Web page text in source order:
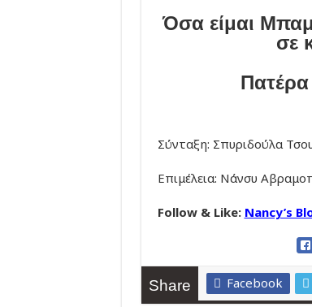
Όσα είμαι
σε
Πατέρα
Σύνταξη: Σπυριδούλα
Επιμέλεια: Νάνσυ
Follow & Like: Nancy’s
Share Facebook